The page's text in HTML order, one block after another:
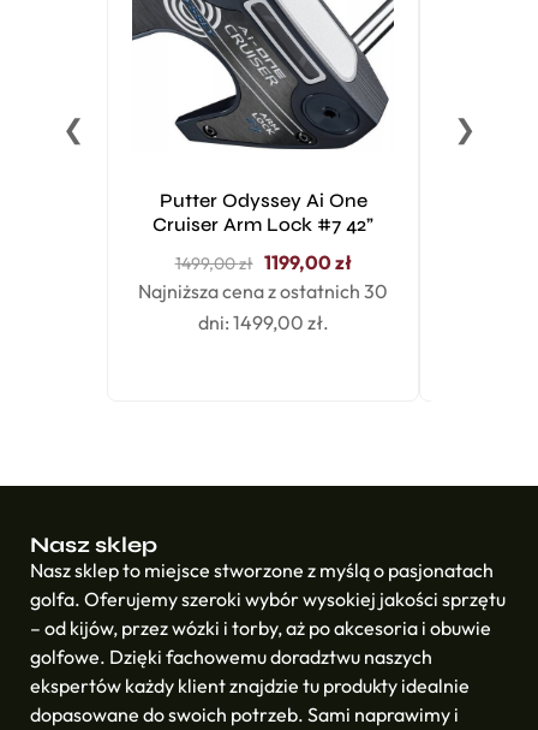
❮
Putter Odyssey Ai One
Cruiser Arm Lock #7 42”
1499,00zł 1199,00zł
Najniższa cena z ostatnich 30
dni: 1499,00 zł.
❯
Nasz sklep
Nasz sklep to miejsce stworzone z myślą o pasjonatach
golfa. Oferujemy szeroki wybór wysokiej jakości sprzętu
– od kijów, przez wózki i torby, aż po akcesoria i obuwie
golfowe. Dzięki fachowemu doradztwu naszych
ekspertów każdy klient znajdzie tu produkty idealnie
dopasowane do swoich potrzeb. Sami naprawimy i